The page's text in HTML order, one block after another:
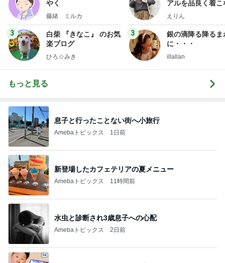
やく
藤緒 ミルカ
3
白柴 『きなこ』 のお気
楽ブログ
ひろ☆みき
アルを品良く着こ
ファッションブロ
えりん
3
銀の滴降る降るま
に・・・
illallan
もっと見る
息子と行ったことない街へ小旅行
Amebaトピックス 1日前
新登場したカフェテリアの夏メニュー
Amebaトピックス 11時間前
水虫と診断され3歳息子への心配
Amebaトピックス 2日前